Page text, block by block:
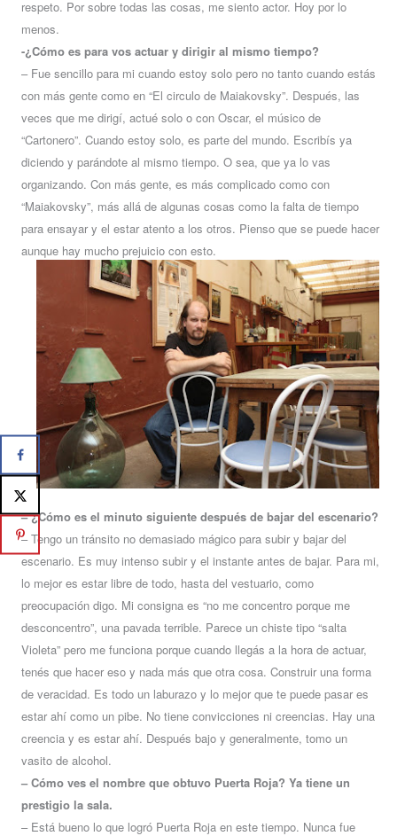
respeto. Por sobre todas las cosas, me siento actor. Hoy por lo
menos.
-¿Cómo es para vos actuar y dirigir al mismo tiempo?
– Fue sencillo para mi cuando estoy solo pero no tanto cuando estás
con más gente como en “El circulo de Maiakovsky”. Después, las
veces que me dirigí, actué solo o con Oscar, el músico de
“Cartonero”. Cuando estoy solo, es parte del mundo. Escribís ya
diciendo y parándote al mismo tiempo. O sea, que ya lo vas
organizando. Con más gente, es más complicado como con
“Maiakovsky”, más allá de algunas cosas como la falta de tiempo
para ensayar y el estar atento a los otros. Pienso que se puede hacer
aunque hay mucho prejuicio con esto.
– ¿Cómo es el minuto siguiente después de bajar del escenario?
– Tengo un tránsito no demasiado mágico para subir y bajar del
escenario. Es muy intenso subir y el instante antes de bajar. Para mi,
lo mejor es estar libre de todo, hasta del vestuario, como
preocupación digo. Mi consigna es “no me concentro porque me
desconcentro”, una pavada terrible. Parece un chiste tipo “salta
Violeta” pero me funciona porque cuando llegás a la hora de actuar,
tenés que hacer eso y nada más que otra cosa. Construir una forma
de veracidad. Es todo un laburazo y lo mejor que te puede pasar es
estar ahí como un pibe. No tiene convicciones ni creencias. Hay una
creencia y es estar ahí. Después bajo y generalmente, tomo un
vasito de alcohol.
– Cómo ves el nombre que obtuvo Puerta Roja? Ya tiene un
prestigio la sala.
– Está bueno lo que logró Puerta Roja en este tiempo. Nunca fue